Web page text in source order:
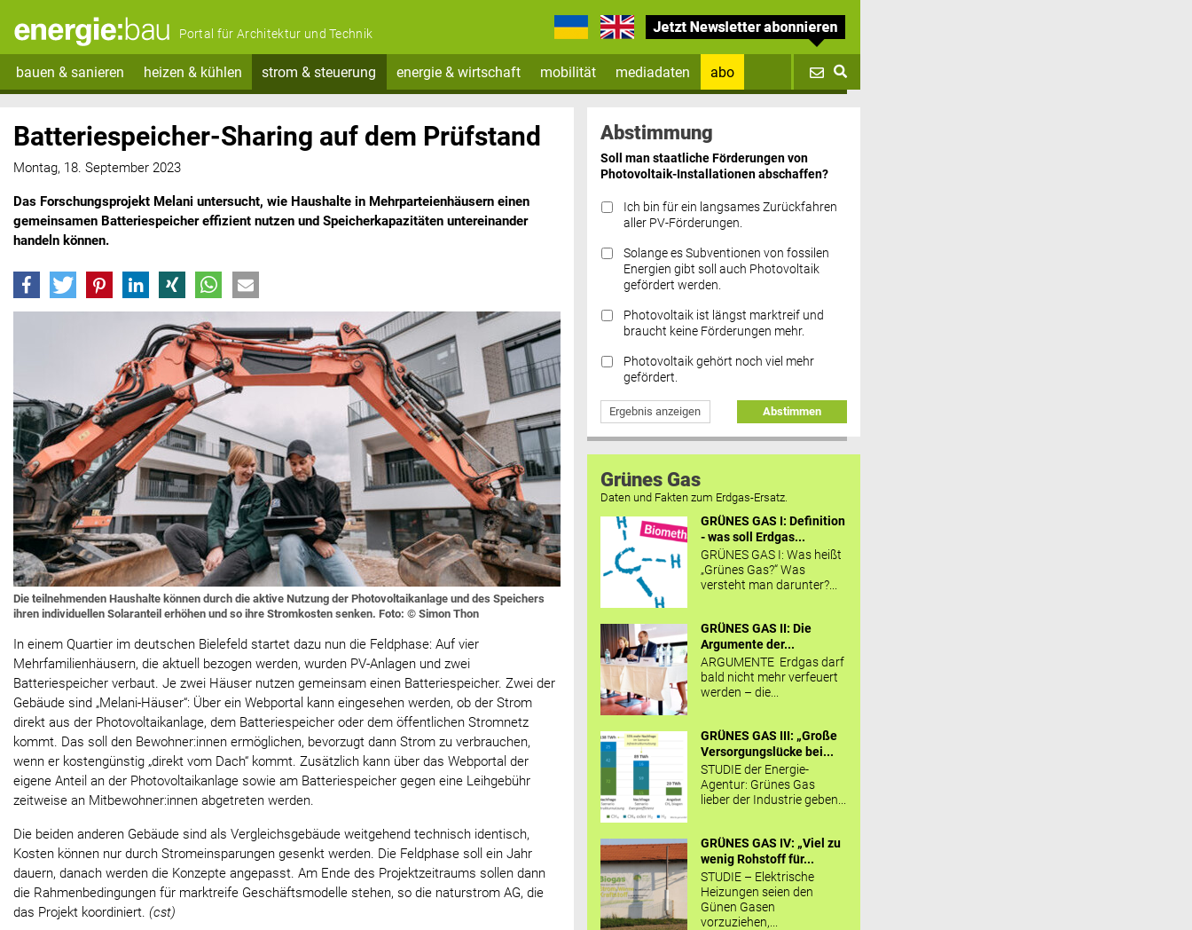
Portal für Architektur und Technik
bauen & sanieren heizen & kühlen strom & steuerung energie & wirtschaft mobilität mediadaten
abo
Datenschutz FAQs
Batteriespeicher-Sharing auf dem Prüfstand
Montag, 18. September 2023
Das Forschungsprojekt Melani untersucht, wie Haushalte in Mehrparteienhäusern einen
gemeinsamen Batteriespeicher effizient nutzen und Speicherkapazitäten untereinander
handeln können.
Die teilnehmenden Haushalte können durch die aktive Nutzung der Photovoltaikanlage und des Speichers
ihren individuellen Solaranteil erhöhen und so ihre Stromkosten senken. Foto: © Simon Thon
In einem Quartier im deutschen Bielefeld startet dazu nun die Feldphase: Auf vier
Mehrfamilienhäusern, die aktuell bezogen werden, wurden PV-Anlagen und zwei
Batteriespeicher verbaut. Je zwei Häuser nutzen gemeinsam einen Batteriespeicher. Zwei der
Gebäude sind „Melani-Häuser“: Über ein Webportal kann eingesehen werden, ob der Strom
direkt aus der Photovoltaikanlage, dem Batteriespeicher oder dem öffentlichen Stromnetz
kommt. Das soll den Bewohner:innen ermöglichen, bevorzugt dann Strom zu verbrauchen,
wenn er kostengünstig „direkt vom Dach“ kommt. Zusätzlich kann über das Webportal der
eigene Anteil an der Photovoltaikanlage sowie am Batteriespeicher gegen eine Leihgebühr
zeitweise an Mitbewohner:innen abgetreten werden.
Die beiden anderen Gebäude sind als Vergleichsgebäude weitgehend technisch identisch,
Kosten können nur durch Stromeinsparungen gesenkt werden. Die Feldphase soll ein Jahr
dauern, danach werden die Konzepte angepasst. Am Ende des Projektzeitraums sollen dann
die Rahmenbedingungen für marktreife Geschäftsmodelle stehen, so die naturstrom AG, die
das Projekt koordiniert. (cst)
Abstimmung
Soll man staatliche Förderungen von
Photovoltaik-Installationen abschaffen?
Ich bin für ein langsames Zurückfahren
aller PV-Förderungen.
Solange es Subventionen von fossilen
Energien gibt soll auch Photovoltaik
gefördert werden.
Photovoltaik ist längst marktreif und
braucht keine Förderungen mehr.
Photovoltaik gehört noch viel mehr
gefördert.
Ergebnis anzeigen Abstimmen
Grünes Gas
Daten und Fakten zum Erdgas-Ersatz.
GRÜNES GAS I: Definition
- was soll Erdgas...
GRÜNES GAS I: Was heißt
„Grünes Gas?“ Was
versteht man darunter?...
GRÜNES GAS II: Die
Argumente der...
ARGUMENTE Erdgas darf
bald nicht mehr verfeuert
werden – die...
GRÜNES GAS III: „Große
Versorgungslücke bei...
STUDIE der Energie-
Agentur: Grünes Gas
lieber der Industrie geben...
GRÜNES GAS IV: „Viel zu
wenig Rohstoff für...
STUDIE – Elektrische
Heizungen seien den
Günen Gasen
vorzuziehen,...